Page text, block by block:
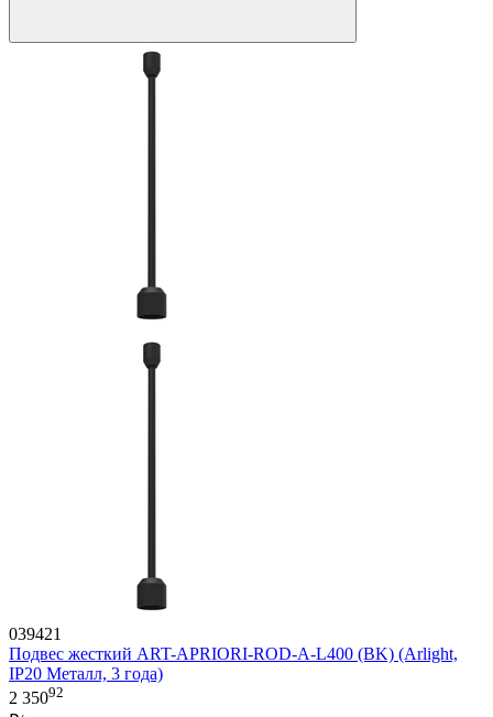
039421
Подвес жесткий ART-APRIORI-ROD-A-L400 (BK) (Arlight,
IP20 Металл, 3 года)
2 35092